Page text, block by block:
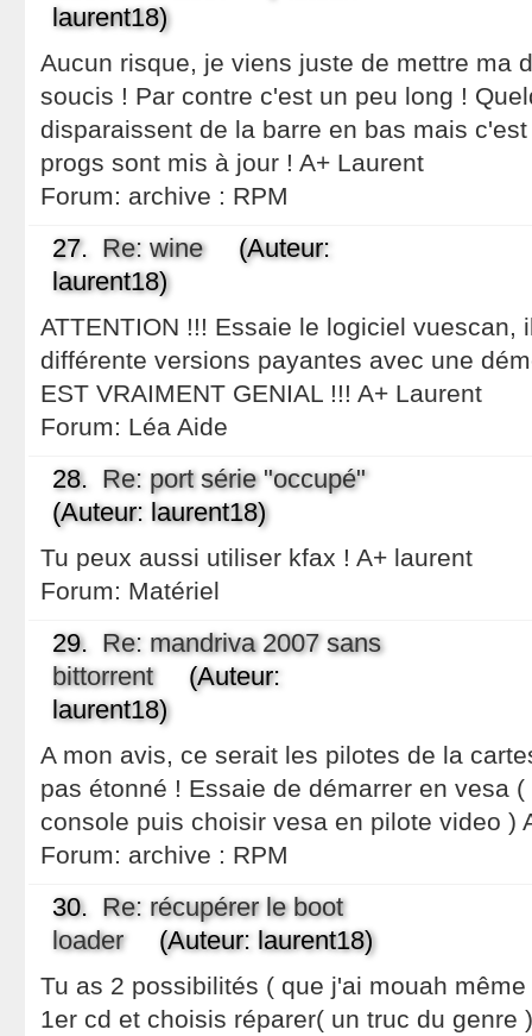
laurent18)
Aucun risque, je viens juste de mettre ma
soucis ! Par contre c'est un peu long !
disparaissent de la barre en bas mais
progs sont mis à jour ! A+ Laurent
Forum: archive : RPM
27. Re: wine(Auteur:
laurent18)
ATTENTION !!! Essaie le logiciel vuescan,
différente versions payantes avec une
EST VRAIMENT GENIAL !!! A+ Laurent
Forum: Léa Aide
28. Re: port série "occupé"
(Auteur: laurent18)
Tu peux aussi utiliser kfax ! A+ laurent
Forum: Matériel
29. Re: mandriva 2007 sans
bittorrent(Auteur:
laurent18)
A mon avis, ce serait les pilotes de la
pas étonné ! Essaie de démarrer en vesa
console puis choisir vesa en pilote video )
Forum: archive : RPM
30. Re: récupérer le boot
loader(Auteur: laurent18)
Tu as 2 possibilités ( que j'ai mouah
1er cd et choisis réparer( un truc du genre